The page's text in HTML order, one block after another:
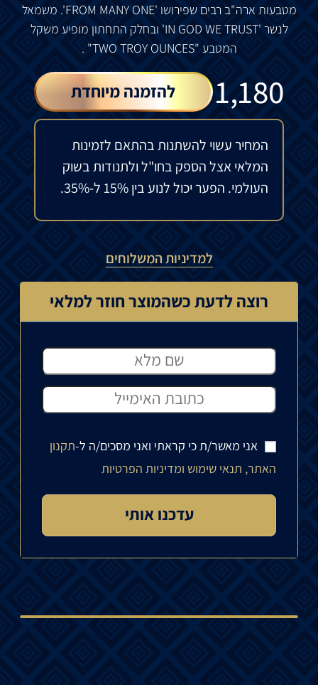
מטבעות ארה"ב רבים שפירושו 'FROM MANY ONE'.
משמאל
לנשר 'IN GOD WE TRUST' ובחלק התחתון מופיע משקל
המטבע "TWO TROY OUNCES" .
1,180
₪ להזמנה מיוחדת
המחיר עשוי להשתנות בהתאם לזמינות
המלאי אצל הספק בחו"ל ולתנודות בשוק
העולמי. הפער יכול לנוע בין 15% ל-35%.
למדיניות המשלוחים
רוצה לדעת כשהמוצר חוזר למלאי
אני מאשר/ת כי קראתי ואני מסכים/ה ל-תקנון
האתר, תנאי שימוש ומדיניות הפרטיות